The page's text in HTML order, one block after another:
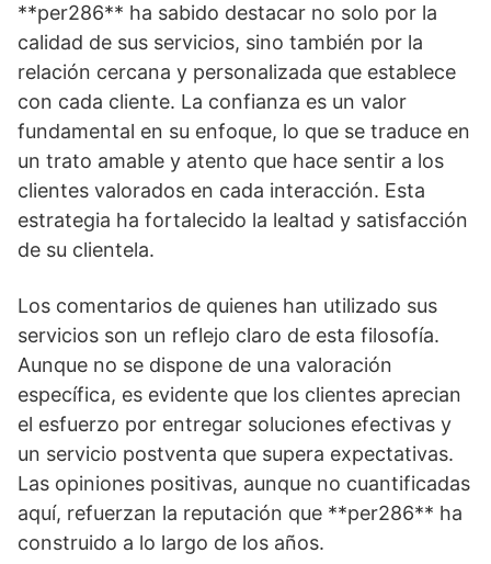
**per286** ha sabido destacar no solo por la
calidad de sus servicios, sino también por la
relación cercana y personalizada que establece
con cada cliente. La confianza es un valor
fundamental en su enfoque, lo que se traduce en
un trato amable y atento que hace sentir a los
clientes valorados en cada interacción. Esta
estrategia ha fortalecido la lealtad y satisfacción
de su clientela.
Los comentarios de quienes han utilizado sus
servicios son un reflejo claro de esta filosofía.
Aunque no se dispone de una valoración
específica, es evidente que los clientes aprecian
el esfuerzo por entregar soluciones efectivas y
un servicio postventa que supera expectativas.
Las opiniones positivas, aunque no cuantificadas
aquí, refuerzan la reputación que **per286** ha
construido a lo largo de los años.